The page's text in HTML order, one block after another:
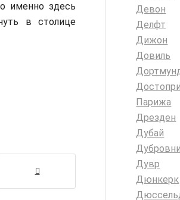
именно здесь
в столице
Девон
Делфт
Дижон
Довиль
Парижа
Дрезден
Дубай
Дувр
Дюнкерк